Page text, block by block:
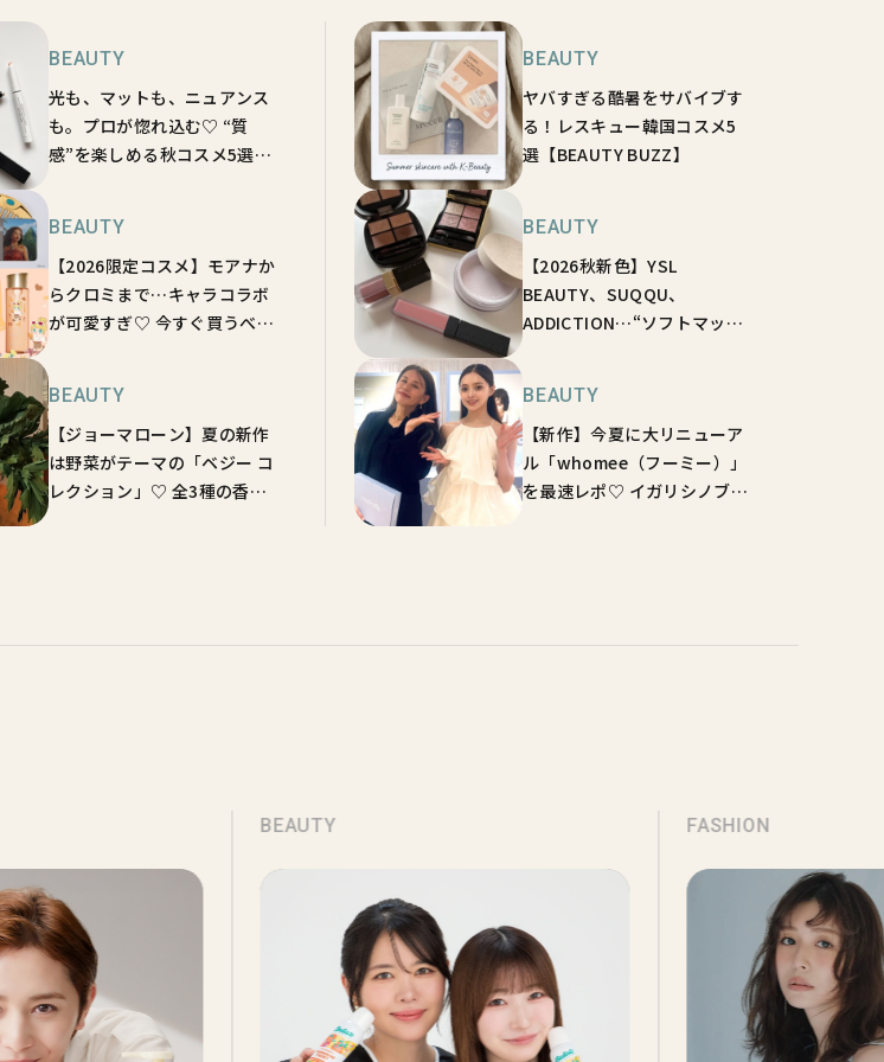
BEAUTY
光も、マットも、ニュアンス
も。プロが惚れ込む♡ “質
感”を楽しめる秋コスメ5選
BEAUTY
ヤバすぎる酷暑をサバイブす
る！レスキュー韓国コスメ5
選【BEAUTY BUZZ】
BEAUTY
【2026限定コスメ】モアナか
らクロミまで…キャラコラボ
が可愛すぎ♡ 今すぐ買うべき
BEAUTY
【2026秋新色】YSL
BEAUTY、SUQQU、
ADDICTION…“ソフトマッ
BEAUTY
【ジョーマローン】夏の新作
は野菜がテーマの「ベジー コ
レクション」♡ 全3種の香り
BEAUTY
【新作】今夏に大リニューア
ル「whomee（フーミー）」
を最速レポ♡ イガリシノブ直
BEAUTY FASHION